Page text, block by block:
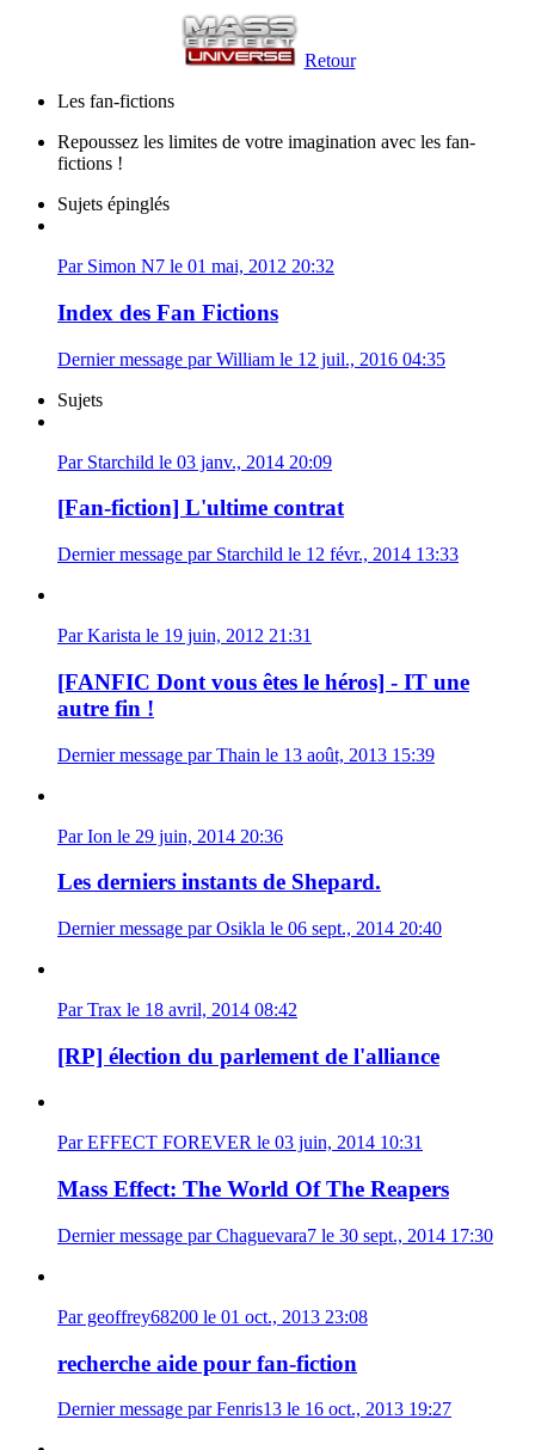
Retour
Les fan-fictions
Repoussez les limites de votre imagination avec les fan-
fictions !
Sujets épinglés
Par Simon N7 le 01 mai, 2012 20:32
Index des Fan Fictions
Dernier message par William le 12 juil., 2016 04:35
Sujets
Par Starchild le 03 janv., 2014 20:09
[Fan-fiction] L'ultime contrat
Dernier message par Starchild le 12 févr., 2014 13:33
Par Karista le 19 juin, 2012 21:31
[FANFIC Dont vous êtes le héros] - IT une
autre fin !
Dernier message par Thain le 13 août, 2013 15:39
Par Ion le 29 juin, 2014 20:36
Les derniers instants de Shepard.
Dernier message par Osikla le 06 sept., 2014 20:40
Par Trax le 18 avril, 2014 08:42
[RP] élection du parlement de l'alliance
Par EFFECT FOREVER le 03 juin, 2014 10:31
Mass Effect: The World Of The Reapers
Dernier message par Chaguevara7 le 30 sept., 2014 17:30
Par geoffrey68200 le 01 oct., 2013 23:08
recherche aide pour fan-fiction
Dernier message par Fenris13 le 16 oct., 2013 19:27